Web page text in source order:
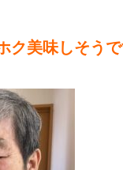
ク美味しそう